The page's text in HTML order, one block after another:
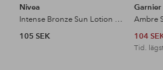
Nivea
Intense Bronze Sun Lotion SPF6
105 SEK
Garnier
104
Tid.